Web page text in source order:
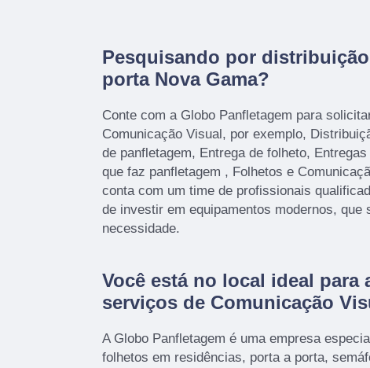
Pesquisando por
porta Nova Gama?
Conte com a Globo Panfletagem para
Comunicação Visual, por exemplo,
de panfletagem, Entrega de folheto,
que faz panfletagem , Folhetos e
conta com um time de profissionais
de investir em equipamentos modernos, que
necessidade.
Você está no local ideal para
serviços de Comunicação
A Globo Panfletagem é uma empresa
folhetos em residências, porta a porta,